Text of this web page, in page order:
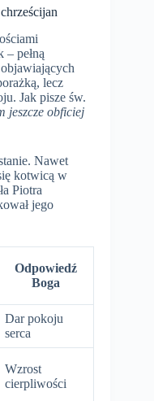
pełną
lecz
Jak pisze św.
jeszcze obficiej
Nawet
kotwicą w
Piotra
jego
Odpowiedź
Boga
Dar pokoju
serca
Wzrost
cierpliwości